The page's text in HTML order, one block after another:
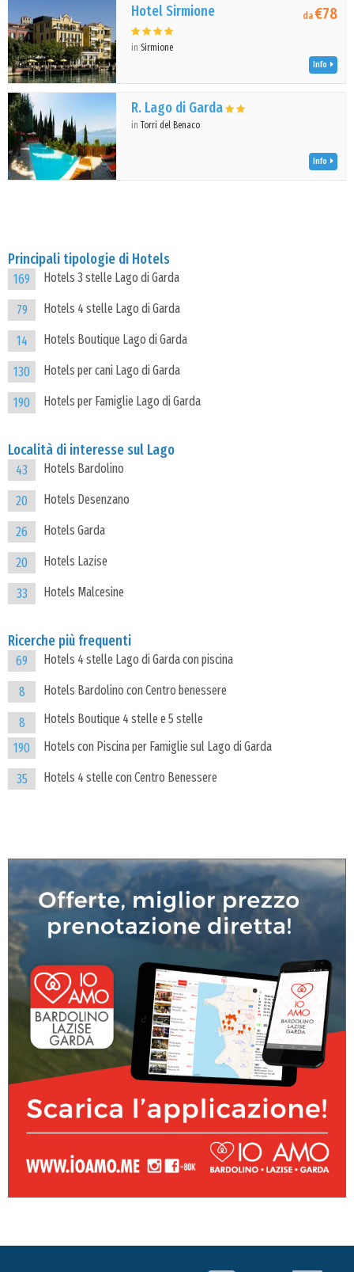
Hotel Sirmione
inSirmione
da€78
Info
R. Lago di Garda
inTorri del Benaco
Info
Principali tipologie di Hotels
169 Hotels 3 stelle Lago di Garda
79 Hotels 4 stelle Lago di Garda
14 Hotels Boutique Lago di Garda
130 Hotels per cani Lago di Garda
190 Hotels per Famiglie Lago di Garda
Località di interesse sul Lago
43 Hotels Bardolino
20 Hotels Desenzano
26 Hotels Garda
20 Hotels Lazise
33 Hotels Malcesine
Ricerche più frequenti
69 Hotels 4 stelle Lago di Garda con piscina
8 Hotels Bardolino con Centro benessere
8
Hotels Boutique 4 stelle e 5 stelle
190
Hotels con Piscina per Famiglie sul Lago di Garda
35 Hotels 4 stelle con Centro Benessere